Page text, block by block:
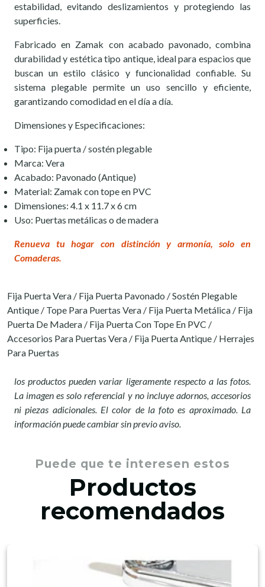
estabilidad, evitando deslizamientos y protegiendo las
superficies.
Fabricado en Zamak con acabado pavonado, combina
durabilidad y estética tipo antique, ideal para espacios que
buscan un estilo clásico y funcionalidad confiable. Su
sistema plegable permite un uso sencillo y eficiente,
garantizando comodidad en el día a día.
Dimensiones y Especificaciones:
Tipo: Fija puerta / sostén plegable
Marca: Vera
Acabado: Pavonado (Antique)
Material: Zamak con tope en PVC
Dimensiones: 4.1 x 11.7 x 6 cm
Uso: Puertas metálicas o de madera
Renueva tu hogar con distinción y armonía, solo en
Comaderas.
Fija Puerta Vera / Fija Puerta Pavonado / Sostén Plegable
Antique / Tope Para Puertas Vera / Fija Puerta Metálica / Fija
Puerta De Madera / Fija Puerta Con Tope En PVC /
Accesorios Para Puertas Vera / Fija Puerta Antique / Herrajes
Para Puertas
los productos pueden variar ligeramente respecto a las fotos.
La imagen es solo referencial y no incluye adornos, accesorios
ni piezas adicionales. El color de la foto es aproximado. La
información puede cambiar sin previo aviso.
Puede que te interesen estos
Productos
recomendados